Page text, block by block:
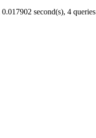
0.017902 second(s), 4 queries